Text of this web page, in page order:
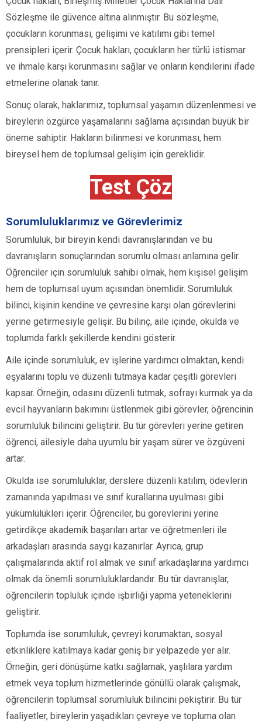
Sözleşme ile güvence altına alınmıştır. Bu sözleşme,
çocukların korunması, gelişimi ve katılımı gibi temel
prensipleri içerir. Çocuk hakları, çocukların her türlü istismar
ve ihmale karşı korunmasını sağlar ve onların kendilerini ifade
etmelerine olanak tanır.
Sonuç olarak, haklarımız, toplumsal yaşamın düzenlenmesi ve
bireylerin özgürce yaşamalarını sağlama açısından büyük bir
öneme sahiptir. Hakların bilinmesi ve korunması, hem
bireysel hem de toplumsal gelişim için gereklidir.
Test Çöz
Sorumluluklarımız ve Görevlerimiz
Sorumluluk, bir bireyin kendi davranışlarından ve bu
davranışların sonuçlarından sorumlu olması anlamına gelir.
Öğrenciler için sorumluluk sahibi olmak, hem kişisel gelişim
hem de toplumsal uyum açısından önemlidir. Sorumluluk
bilinci, kişinin kendine ve çevresine karşı olan görevlerini
yerine getirmesiyle gelişir. Bu bilinç, aile içinde, okulda ve
toplumda farklı şekillerde kendini gösterir.
Aile içinde sorumluluk, ev işlerine yardımcı olmaktan, kendi
eşyalarını toplu ve düzenli tutmaya kadar çeşitli görevleri
kapsar. Örneğin, odasını düzenli tutmak, sofrayı kurmak ya da
evcil hayvanların bakımını üstlenmek gibi görevler, öğrencinin
sorumluluk bilincini geliştirir. Bu tür görevleri yerine getiren
öğrenci, ailesiyle daha uyumlu bir yaşam sürer ve özgüveni
artar.
Okulda ise sorumluluklar, derslere düzenli katılım, ödevlerin
zamanında yapılması ve sınıf kurallarına uyulması gibi
yükümlülükleri içerir. Öğrenciler, bu görevlerini yerine
getirdikçe akademik başarıları artar ve öğretmenleri ile
arkadaşları arasında saygı kazanırlar. Ayrıca, grup
çalışmalarında aktif rol almak ve sınıf arkadaşlarına yardımcı
olmak da önemli sorumluluklardandır. Bu tür davranışlar,
öğrencilerin topluluk içinde işbirliği yapma yeteneklerini
geliştirir.
Toplumda ise sorumluluk, çevreyi korumaktan, sosyal
etkinliklere katılmaya kadar geniş bir yelpazede yer alır.
Örneğin, geri dönüşüme katkı sağlamak, yaşlılara yardım
etmek veya toplum hizmetlerinde gönüllü olarak çalışmak,
öğrencilerin toplumsal sorumluluk bilincini pekiştirir. Bu tür
faaliyetler, bireylerin yaşadıkları çevreye ve topluma olan